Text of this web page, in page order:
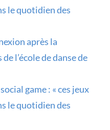
le quotidien des
après la
l’école de danse de
game : « ces jeux
le quotidien des